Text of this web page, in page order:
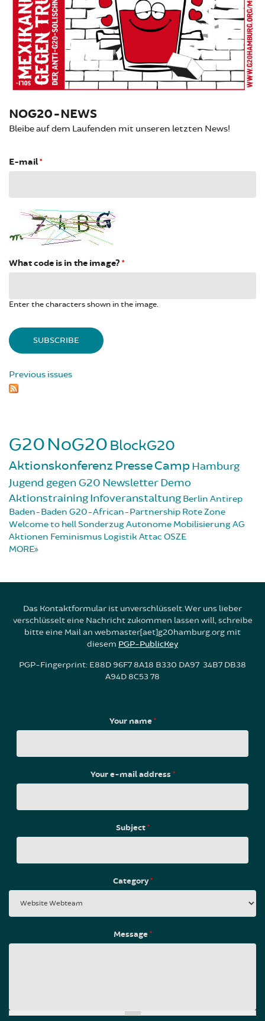
NOG20-NEWS
Bleibe auf dem Laufenden mit unseren letzten News!
E-mail*
What code is in the image? *
Enter the characters shown in the image.
Previous issues
G20NoG20 BlockG20
Aktionskonferenz PresseCampHamburg
Jugend gegen G20 NewsletterDemo
AktionstrainingInfoveranstaltung Berlin Antirep
Baden-Baden G20-African-Partnership Rote Zone
Welcome to hellSonderzugAutonome MobilisierungAG
Aktionen Feminismus Logistik Attac OSZE
MORE
Das Kontaktformular ist unverschlüsselt. Wer uns lieber
verschlüsselt eine Nachricht zukommen lassen will, schreibe
bitte eine Mail an webmaster[aet]g20hamburg.org mit
diesem PGP-PublicKey
PGP-Fingerprint: E88D 96F7 8A18 B330 DA97 34B7 DB38
A94D 8C53 78
Your name*
Your e-mail address*
Subject*
Category*
Message*